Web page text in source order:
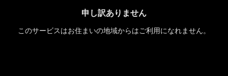
申し訳ありません
このサービスはお住まいの地域からはご利用になれません。